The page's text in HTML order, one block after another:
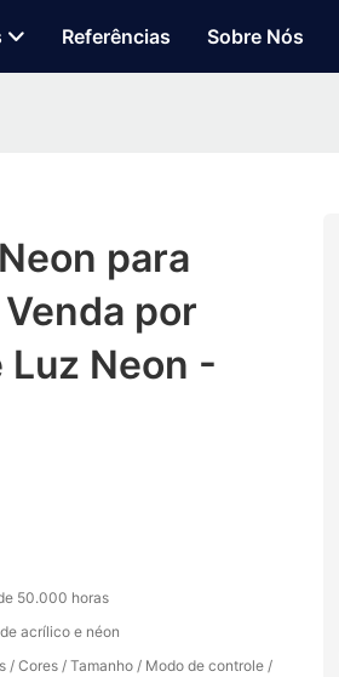
Referências Sobre Nós
para
por
Luz Neon -
50.000 horas
acrílico e néon
/ Cores / Tamanho / Modo de controle /